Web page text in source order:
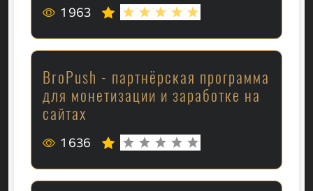
1 963
BroPush - партнёрская программа
для монетизации и заработке на
сайтах
1 636